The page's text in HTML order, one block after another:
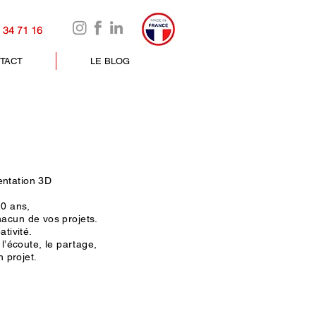
71 16
LE BLOG
3D
ans,
de vos projets.
le partage,
projet.